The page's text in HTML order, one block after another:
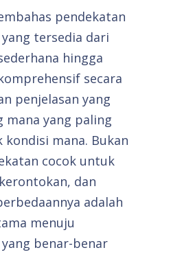
pendekatan
tersedia dari
hingga
secara
penjelasan yang
mana yang paling
mana. Bukan
cocok untuk
dan
adalah
menuju
benar-benar